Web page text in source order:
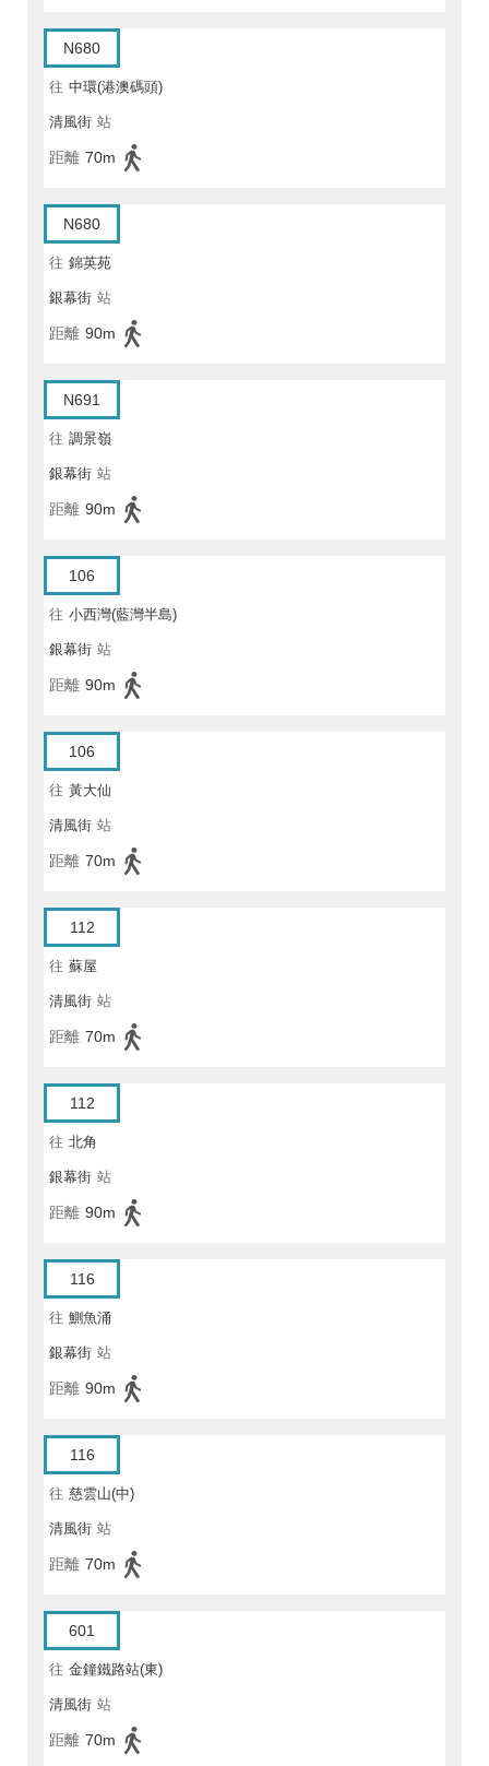
N680
往 中環(港澳碼頭)
清風街 站
距離 70m
N680
往 錦英苑
銀幕街 站
距離 90m
N691
往 調景嶺
銀幕街 站
距離 90m
106
往 小西灣(藍灣半島)
銀幕街 站
距離 90m
106
往 黃大仙
清風街 站
距離 70m
112
往 蘇屋
清風街 站
距離 70m
112
往 北角
銀幕街 站
距離 90m
116
往 鰂魚涌
銀幕街 站
距離 90m
116
往 慈雲山(中)
清風街 站
距離 70m
601
往 金鐘鐵路站(東)
清風街 站
距離 70m